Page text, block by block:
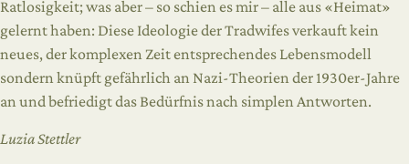
Ratlosigkeit; was aber – so schien es mir – alle aus «Heimat»
gelernt haben: Diese Ideologie der Tradwifes verkauft kein
neues, der komplexen Zeit entsprechendes Lebensmodell
sondern knüpft gefährlich an Nazi-Theorien der 1930er-Jahre
an und befriedigt das Bedürfnis nach simplen Antworten.
Luzia Stettler